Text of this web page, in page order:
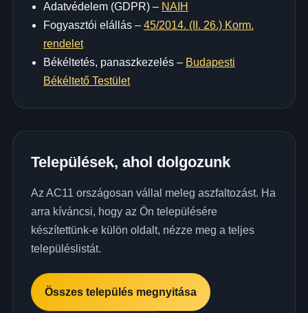
Adatvédelem (GDPR) – NAIH
Fogyasztói elállás – 45/2014. (II. 26.) Korm.
rendelet
Békéltetés, panaszkezelés – Budapesti
Békéltető Testület
Települések, ahol dolgozunk
Az AC11 országosan vállal meleg aszfaltozást. Ha
arra kíváncsi, hogy az Ön településére
készítettünk-e külön oldalt, nézze meg a teljes
településlistát.
Összes település megnyitása